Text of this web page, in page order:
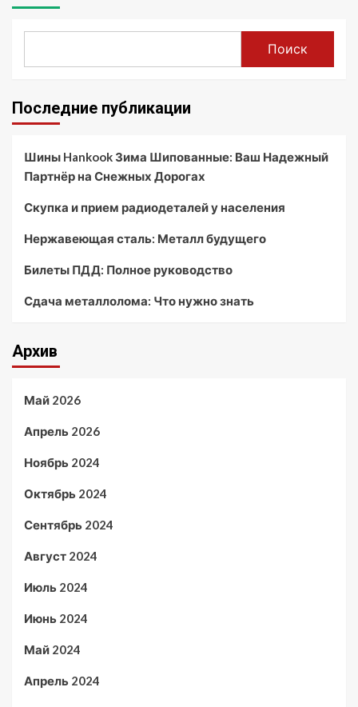
Поиск
Последние публикации
Шины Hankook Зима Шипованные: Ваш Надежный
Партнёр на Снежных Дорогах
Скупка и прием радиодеталей у населения
Нержавеющая сталь: Металл будущего
Билеты ПДД: Полное руководство
Сдача металлолома: Что нужно знать
Архив
Май 2026
Апрель 2026
Ноябрь 2024
Октябрь 2024
Сентябрь 2024
Август 2024
Июль 2024
Июнь 2024
Май 2024
Апрель 2024